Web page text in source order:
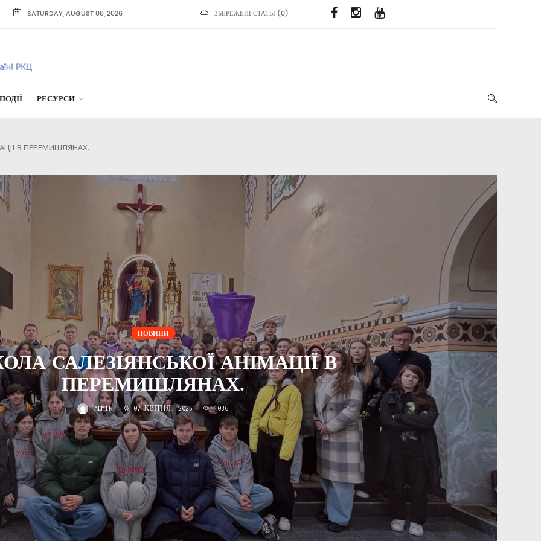
SATURDAY, AUGUST 08, 2026 ЗБЕРЕЖЕНІ СТАТЬЇ (0)
ПОДІЇ РЕСУРСИ
В ПЕРЕМИШЛЯНАХ.
НОВИНИ
САЛЕЗІЯНСЬКОЇ АНІМАЦІЇ В
ПЕРЕМИШЛЯНАХ.
ADMIN 07 КВІТНЯ, 2025 1036